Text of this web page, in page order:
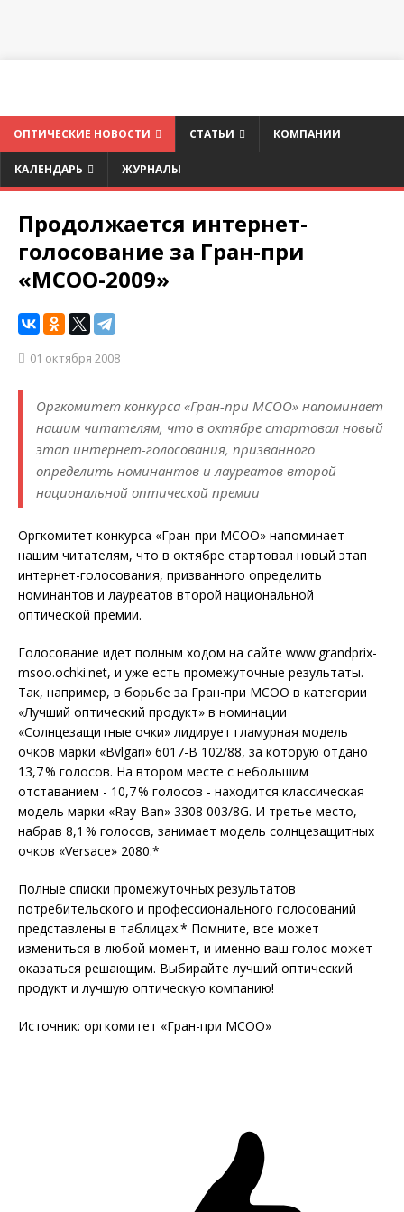
ОПТИЧЕСКИЕ НОВОСТИ СТАТЬИ КОМПАНИИ
КАЛЕНДАРЬ ЖУРНАЛЫ
Продолжается интернет-
голосование за Гран-при
«МСОО-2009»
01 октября 2008
Оргкомитет конкурса «Гран-при МСОО» напоминает
нашим читателям, что в октябре стартовал новый
этап интернет-голосования, призванного
определить номинантов и лауреатов второй
национальной оптической премии
Оргкомитет конкурса «Гран-при МСОО» напоминает
нашим читателям, что в октябре стартовал новый этап
интернет-голосования, призванного определить
номинантов и лауреатов второй национальной
оптической премии.
Голосование идет полным ходом на сайте www.grandprix-
msoo.ochki.net, и уже есть промежуточные результаты.
Так, например, в борьбе за Гран-при МСОО в категории
«Лучший оптический продукт» в номинации
«Солнцезащитные очки» лидирует гламурная модель
очков марки «Bvlgari» 6017-B 102/88, за которую отдано
13,7 % голосов. На втором месте с небольшим
отставанием - 10,7 % голосов - находится классическая
модель марки «Ray-Ban» 3308 003/8G. И третье место,
набрав 8,1 % голосов, занимает модель солнцезащитных
очков «Versace» 2080.*
Полные списки промежуточных результатов
потребительского и профессионального голосований
представлены в таблицах.* Помните, все может
измениться в любой момент, и именно ваш голос может
оказаться решающим. Выбирайте лучший оптический
продукт и лучшую оптическую компанию!
Источник: оргкомитет «Гран-при МСОО»